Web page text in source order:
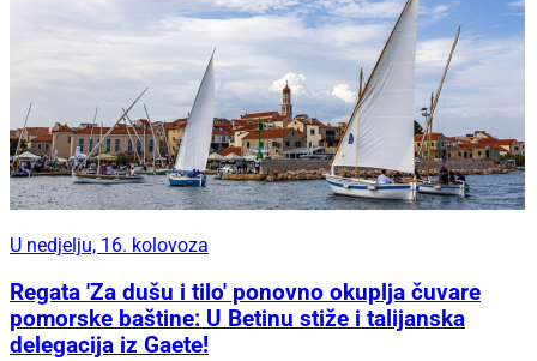
U nedjelju, 16. kolovoza
Regata 'Za dušu i tilo' ponovno okuplja čuvare
pomorske baštine: U Betinu stiže i talijanska
delegacija iz Gaete!